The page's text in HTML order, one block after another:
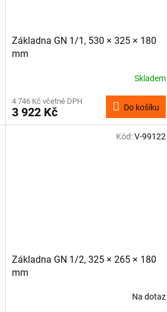
Základna GN 1/1, 530 × 325 × 180
mm
Skladem
4 746 Kč včetně DPH
3 922 Kč Do košíku
Základna GN 1/2, 325 × 265 × 180
mm
Na dotaz
Kód:V-99122